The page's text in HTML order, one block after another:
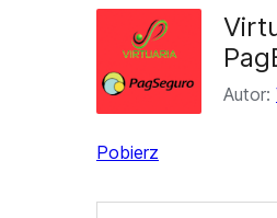
Autor:
Pobierz